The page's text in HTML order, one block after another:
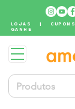
LOJAS | CUPONS
GANHE